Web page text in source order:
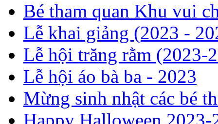
Bé tham quan Khu vui
Lễ khai giảng (2023 -
Lễ hội trăng rằm (2023-
Lễ hội áo bà ba - 2023
Mừng sinh nhật các bé